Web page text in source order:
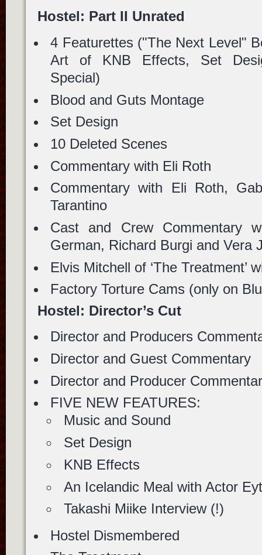
Hostel: Part II Unrated
4 Featurettes ("The Next Level"
Art of KNB Effects, Set
Special)
Blood and Guts Montage
Set Design
10 Deleted Scenes
Commentary with Eli Roth
Commentary with Eli Roth,
Tarantino
Cast and Crew Commentary
German, Richard Burgi and Vera
Elvis Mitchell of ‘The Treatment’
Factory Torture Cams (only on
Hostel: Director’s Cut
Director and Producers
Director and Guest Commentary
Director and Producer
FIVE NEW FEATURES:
Music and Sound
Set Design
KNB Effects
An Icelandic Meal with Actor
Takashi Miike Interview (!)
Hostel Dismembered